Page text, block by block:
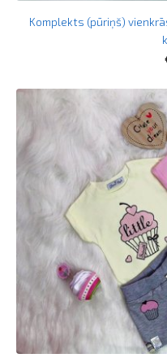
Komplekts (pūriņš)